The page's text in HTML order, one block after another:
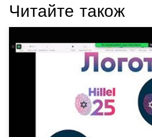
Читайте також